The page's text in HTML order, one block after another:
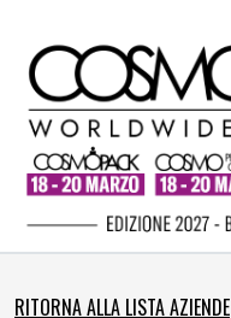
RITORNA ALLA LISTA AZIENDE